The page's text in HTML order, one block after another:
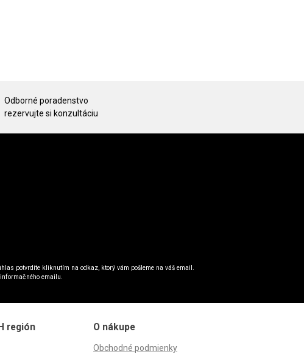
Odborné poradenstvo
rezervujte si konzultáciu
potvrdíte kliknutím na odkaz, ktorý vám pošleme na váš email.
emailu.
región O nákupe
Obchodné podmienky